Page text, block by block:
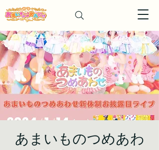
あまいものつめあわ